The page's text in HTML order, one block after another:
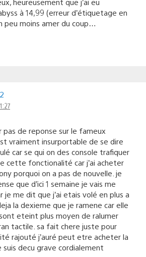
à 14,99 (erreur d’étiquetage en
peu moins amer du coup…
pas de reponse sur le fameux
vraiment insurportable de se dire
car se qui on des console trafiquer
cette fonctionalité car j’ai acheter
porquoi on a pas de nouvelle. je
que d’ici 1 semaine je vais me
je me dit que j’ai etais volé en plus a
la dexieme que je ramene car elle
eteint plus moyen de ralumer
tactile. sa fait chere juste pour
rajouté j’auré peut etre acheter la
suis decu grave cordialement